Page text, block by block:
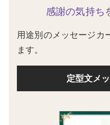
感謝の気持ち
用途別のメッセージカ
ます。
定型文メ